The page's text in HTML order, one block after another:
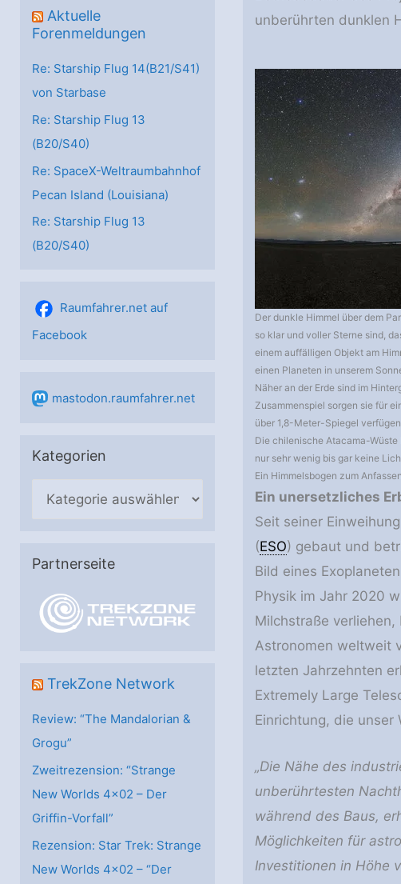
Aktuelle
Forenmeldungen
Re: Starship Flug 14(B21/S41)
von Starbase
Re: Starship Flug 13
(B20/S40)
Re: SpaceX-Weltraumbahnhof
Pecan Island (Louisiana)
Re: Starship Flug 13
(B20/S40)
Raumfahrer.net auf
Facebook
mastodon.raumfahrer.net
Kategorien
e
e
Partnerseite
TrekZone Network
Review: “The Mandalorian &
Grogu”
Zweitrezension: “Strange
New Worlds 4×02 – Der
Griffin-Vorfall”
Rezension: Star Trek: Strange
New Worlds 4×02 – “Der
unberührten dunklen
Der dunkle Himmel über dem
so klar und voller Sterne sind,
einem auffälligen Objekt am
einen Planeten in unserem
Näher an der Erde sind im
Zusammenspiel sorgen sie für
über 1,8-Meter-Spiegel
Die chilenische Atacama-
nur sehr wenig bis gar keine
Ein Himmelsbogen zum
Ein unersetzliches
Seit seiner
(ESO) gebaut und
Bild eines
Physik im Jahr 2020
Milchstraße
Astronomen weltweit
letzten Jahrzehnten
Extremely Large
Einrichtung, die unser
„Die Nähe des
unberührtesten
während des Baus,
Möglichkeiten für
Investitionen in Höhe